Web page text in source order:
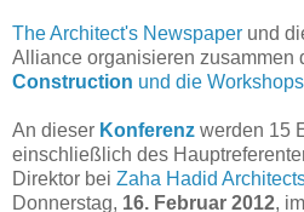
The Architect's Newspaper und
Alliance organisieren zusammen
Construction und die Workshops
An dieser Konferenz werden 15
einschließlich des
Direktor bei Zaha Hadid
Donnerstag, 16. Februar 2012, im